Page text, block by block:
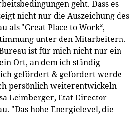
geht. Dass es
nicht nur die Auszeichung des
als "Great Place to Work“,
unter den Mitarbeitern.
ist für mich nicht nur ein
Ort, an dem ich ständig
gefördert & gefordert werde
persönlich weiterentwickeln
Leimberger, Etat Director
"Das hohe Energielevel, die